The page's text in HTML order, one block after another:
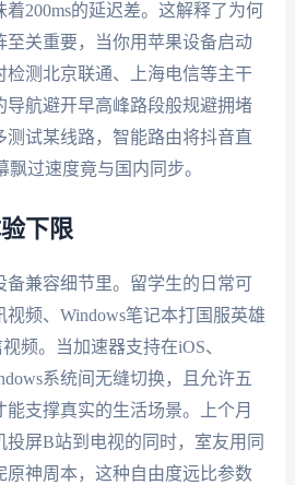
200ms的延迟差。这解释了为何
至关重要，当你用苹果设备启动
检测北京联通、上海电信等主干
导航避开早高峰路段般规避拥堵
测试某线路，智能路由将抖音直
飘过速度竟与国内同步。
下限
备兼容细节里。留学生的日常可
频、Windows笔记本打国服英雄
频。当加速器支持在iOS、
系统间无缝切换，且允许五
支撑真实的生活场景。上个月
投屏B站到电视的同时，室友用同
原神周本，这种自由度远比参数